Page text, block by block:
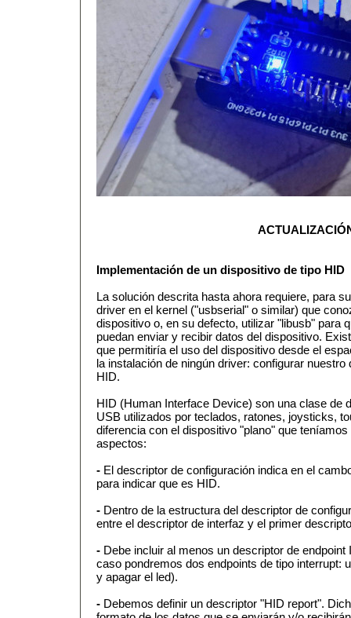
Implementación de un dispositivo de tipo HID
La solución descrita hasta ahora requiere, para
driver en el kernel ("usbserial" o similar) que
dispositivo o, en su defecto, utilizar "libusb" para
puedan enviar y recibir datos del dispositivo.
que permitiría el uso del dispositivo desde el
la instalación de ningún driver: configurar
HID.
HID (Human Interface Device) son una clase de
USB utilizados por teclados, ratones, joysticks,
diferencia con el dispositivo "plano" que
aspectos:
- El descriptor de configuración indica en el
para indicar que es HID.
- Dentro de la estructura del descriptor de
entre el descriptor de interfaz y el primer
- Debe incluir al menos un descriptor de
caso pondremos dos endpoints de tipo interrupt:
y apagar el led).
- Debemos definir un descriptor "HID report".